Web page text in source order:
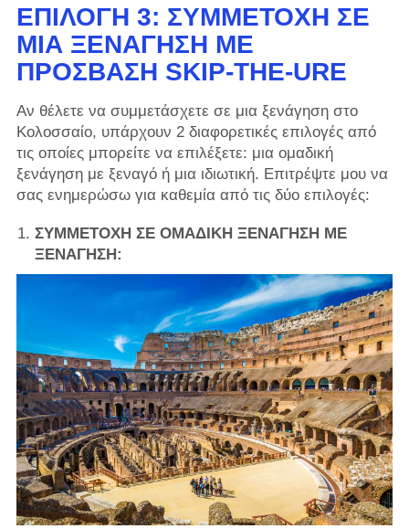
ΕΠΙΛΟΓΉ 3: ΣΥΜΜΕΤΟΧΉ ΣΕ
ΜΙΑ ΞΕΝΆΓΗΣΗ ΜΕ
ΠΡΌΣΒΑΣΗ SKIP-THE-URE
Αν θέλετε να συμμετάσχετε σε μια ξενάγηση στο
Κολοσσαίο, υπάρχουν 2 διαφορετικές επιλογές από
τις οποίες μπορείτε να επιλέξετε: μια ομαδική
ξενάγηση με ξεναγό ή μια ιδιωτική. Επιτρέψτε μου να
σας ενημερώσω για καθεμία από τις δύο επιλογές:
ΣΥΜΜΕΤΟΧΗ ΣΕ ΟΜΑΔΙΚΗ ΞΕΝΑΓΗΣΗ ΜΕ
ΞΕΝΑΓΗΣΗ: